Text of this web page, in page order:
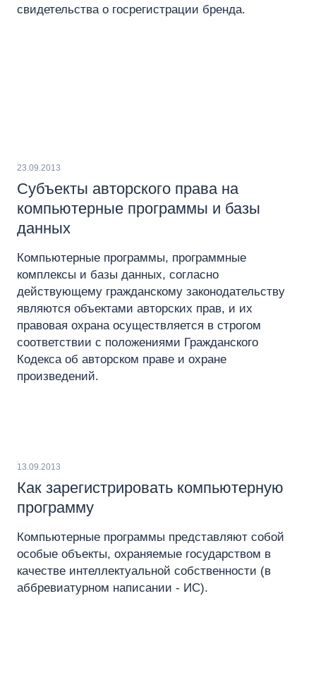
свидетельства о госрегистрации бренда.
23.09.2013
Субъекты авторского права на
компьютерные программы и базы
данных
Компьютерные программы, программные
комплексы и базы данных, согласно
действующему гражданскому законодательству
являются объектами авторских прав, и их
правовая охрана осуществляется в строгом
соответствии с положениями Гражданского
Кодекса об авторском праве и охране
произведений.
13.09.2013
Как зарегистрировать компьютерную
программу
Компьютерные программы представляют собой
особые объекты, охраняемые государством в
качестве интеллектуальной собственности (в
аббревиатурном написании - ИС).